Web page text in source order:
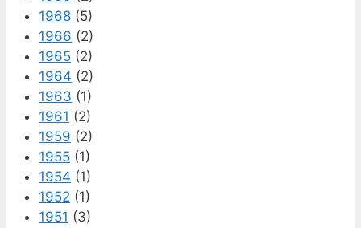
1968 (5)
1966 (2)
1965 (2)
1964 (2)
1963 (1)
1961 (2)
1959 (2)
1955 (1)
1954 (1)
1952 (1)
1951 (3)